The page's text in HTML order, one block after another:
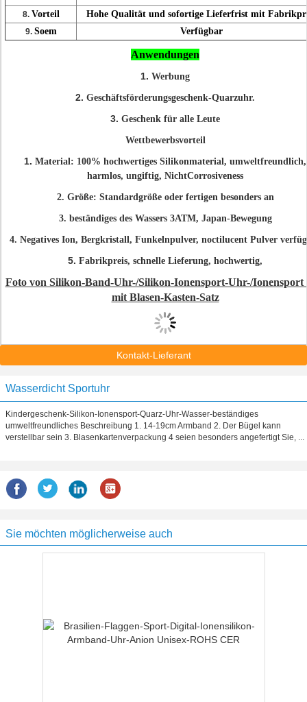
8. Vorteil Hohe Qualität und sofortige Lieferfrist mit
9. Soem Verfügbar
Anwendungen
1. Werbung
2. Geschäftsförderungsgeschenk-Quarzuhr.
3. Geschenk für alle Leute
Wettbewerbsvorteil
1. Material: 100% hochwertiges Silikonmaterial, umweltfreundlich,
harmlos, ungiftig, NichtCorrosiveness
2. Größe: Standardgröße oder fertigen besonders an
3. beständiges des Wassers 3ATM, Japan-Bewegung
4. Negatives Ion, Bergkristall, Funkelnpulver, noctilucent Pulver
5. Fabrikpreis, schnelle Lieferung, hochwertig,
Foto von Silikon-Band-Uhr-/Silikon-Ionensport-Uhr-/Ionensport
mit Blasen-Kasten-Satz
Kontakt-Lieferant
Wasserdicht Sportuhr
Kindergeschenk-Silikon-Ionensport-Quarz-Uhr-Wasser-beständiges
umweltfreundliches Beschreibung 1. 14-19cm Armband 2. Der Bügel kann
verstellbar sein 3. Blasenkartenverpackung 4 seien besonders angefertigt Sie, ...
Sie möchten möglicherweise auch